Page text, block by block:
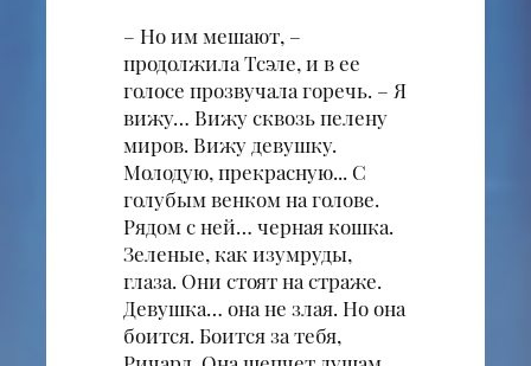
– Но им мешают, –
продолжила Тсэле, и в ее
голосе прозвучала горечь. – Я
вижу… Вижу сквозь пелену
миров. Вижу девушку.
Молодую, прекрасную... С
голубым венком на голове.
Рядом с ней… черная кошка.
Зеленые, как изумруды,
глаза. Они стоят на страже.
Девушка… она не злая. Но она
боится. Боится за тебя,